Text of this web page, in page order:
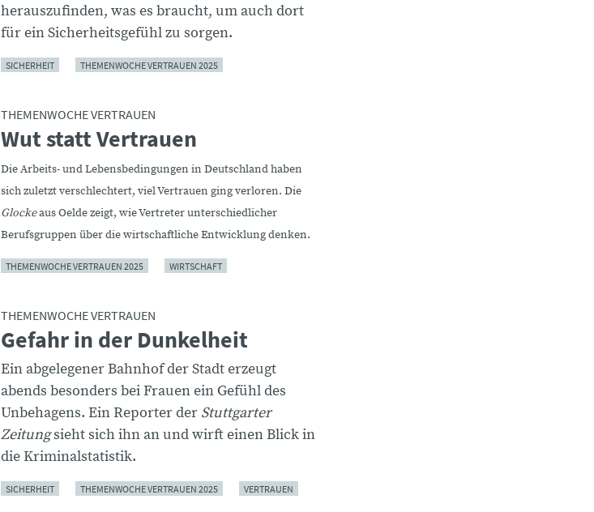
herauszufinden, was es braucht, um auch dort
für ein Sicherheitsgefühl zu sorgen.
SICHERHEIT THEMENWOCHE VERTRAUEN 2025
THEMENWOCHE VERTRAUEN
Wut statt Vertrauen
DieArbeits- und Lebensbedingungen in Deutschland haben
sich zuletzt verschlechtert, viel Vertrauen ging verloren. Die
Glockeaus Oelde zeigt, wie Vertreter unterschiedlicher
Berufsgruppen über die wirtschaftliche Entwicklung denken.
THEMENWOCHE VERTRAUEN 2025 WIRTSCHAFT
THEMENWOCHE VERTRAUEN
Gefahr in der Dunkelheit
Ein abgelegener Bahnhof der Stadt erzeugt
abends besonders bei Frauen ein Gefühl des
Unbehagens. Ein Reporter der Stuttgarter
Zeitungsieht sich ihn an und wirft einen Blick in
die Kriminalstatistik.
SICHERHEIT THEMENWOCHE VERTRAUEN 2025 VERTRAUEN